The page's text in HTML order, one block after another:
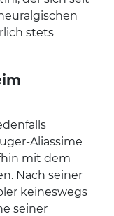
stets
Aliassime
mit dem
Nach seiner
keineswegs
seiner